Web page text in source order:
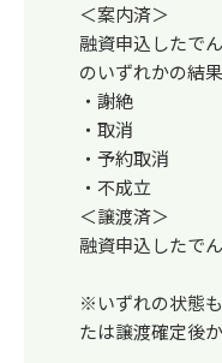
＜案内済＞
融資申込したで
のいずれかの結
・謝絶
・取消
・予約取消
・不成立
＜譲渡済＞
融資申込したで
※いずれの状態
たは譲渡確定後